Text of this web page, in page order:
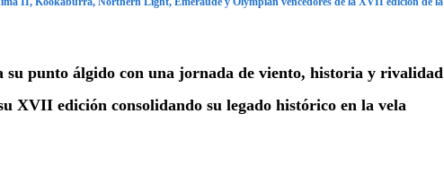
su punto álgido con una jornada de viento, historia y rivalidad
XVII edición consolidando su legado histórico en la vela